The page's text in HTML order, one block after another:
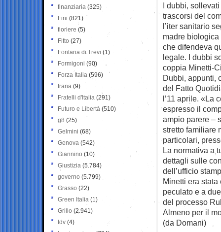
I dubbi,
trascorsi del
l’iter sanitario
madre biologica
che difendeva
legale. I dubbi
coppia Minetti-
Dubbi, appunti,
del Fatto
l’11 aprile. «La
espresso il
ampio parere –
stretto familiare
particolari,
La normativa a
dettagli sulle
dell’ufficio
Minetti era
peculato e a
del processo
Almeno per il
(da Domani)
finanziaria (325)
Fini (821)
fioriere (5)
Fitto (27)
Fontana di Trevi (1)
Formigoni (90)
Forza Italia (596)
frana (9)
Fratelli d'Italia (291)
Futuro e Libertà (510)
g8 (25)
Gelmini (68)
Genova (542)
Giannino (10)
Giustizia (5.784)
governo (5.799)
Grasso (22)
Green Italia (1)
Grillo (2.941)
Idv (4)